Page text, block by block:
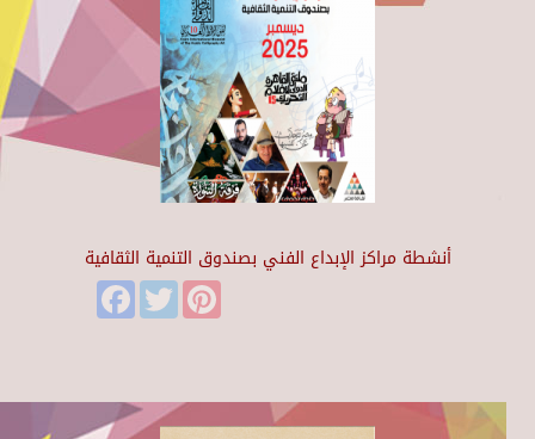
أنشطة مراكز الإبداع الفني بصندوق التنمية الثقافية
FacebookTwitter